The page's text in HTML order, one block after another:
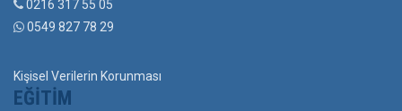
0216 317 55 05
0549 827 78 29
Kişisel Verilerin Korunması
EĞITIM